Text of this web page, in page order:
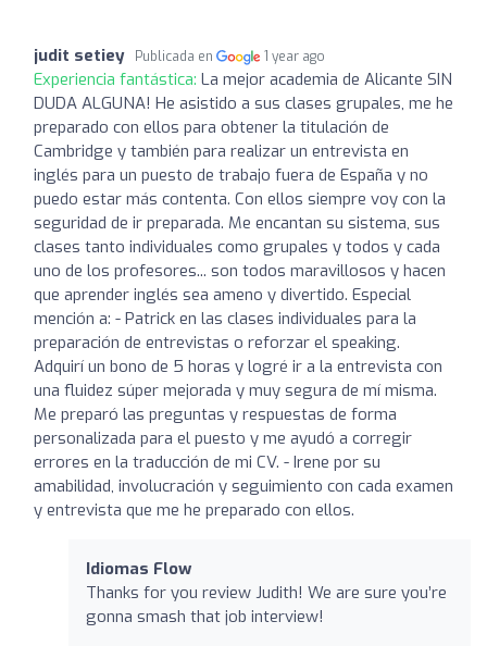
judit setiey Publicada en 1 year ago
Experiencia fantástica: La mejor academia de Alicante SIN
DUDA ALGUNA! He asistido a sus clases grupales, me he
preparado con ellos para obtener la titulación de
Cambridge y también para realizar un entrevista en
inglés para un puesto de trabajo fuera de España y no
puedo estar más contenta. Con ellos siempre voy con la
seguridad de ir preparada. Me encantan su sistema, sus
clases tanto individuales como grupales y todos y cada
uno de los profesores... son todos maravillosos y hacen
que aprender inglés sea ameno y divertido. Especial
mención a: - Patrick en las clases individuales para la
preparación de entrevistas o reforzar el speaking.
Adquirí un bono de 5 horas y logré ir a la entrevista con
una fluidez súper mejorada y muy segura de mí misma.
Me preparó las preguntas y respuestas de forma
personalizada para el puesto y me ayudó a corregir
errores en la traducción de mi CV. - Irene por su
amabilidad, involucración y seguimiento con cada examen
y entrevista que me he preparado con ellos.
Idiomas Flow
Thanks for you review Judith! We are sure you’re
gonna smash that job interview!